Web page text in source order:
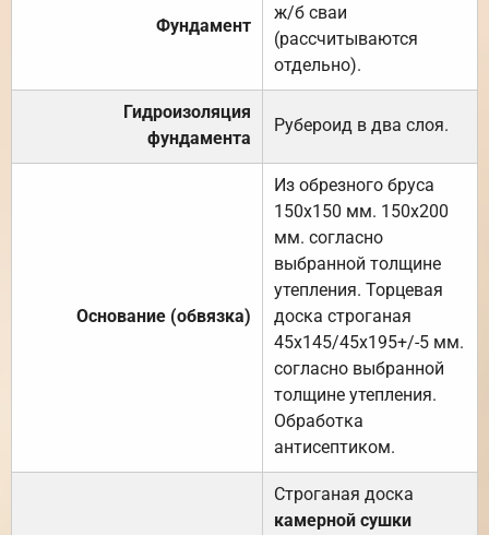
Фундамент
ж/б сваи
(рассчитываются
отдельно).
Гидроизоляция
фундамента
Рубероид в два слоя.
Основание (обвязка)
Из обрезного бруса
150х150 мм. 150х200
мм. согласно
выбранной толщине
утепления. Торцевая
доска строганая
45х145/45х195+/-5 мм.
согласно выбранной
толщине утепления.
Обработка
антисептиком.
Строганая доска
камерной сушки